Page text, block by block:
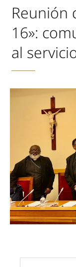
Reunión
16»:
al